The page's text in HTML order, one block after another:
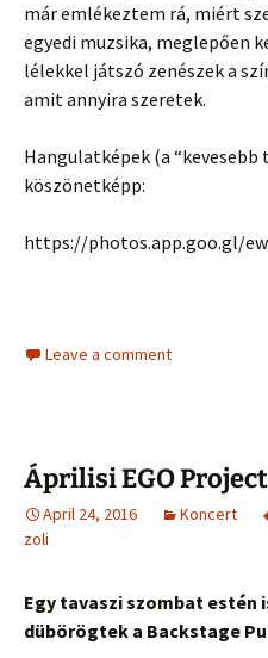
már emlékeztem rá, miért
egyedi muzsika, meglepően
lélekkel játszó zenészek a
amit annyira szeretek.
Hangulatképek (a “kevesebb
köszönetképp:
https://photos.app.goo.gl/
Leave a comment
Áprilisi EGO
April 24, 2016 Koncert
zoli
Egy tavaszi szombat estén
dübörögtek a Backstage